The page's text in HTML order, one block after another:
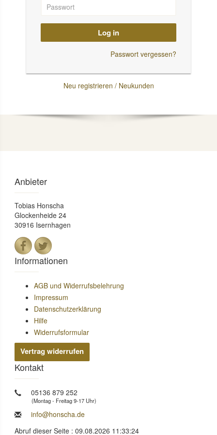
Log in
Passwort vergessen?
Neu registrieren / Neukunden
Anbieter
Tobias Honscha
Glockenheide 24
30916 Isernhagen
Informationen
AGB und Widerrufsbelehrung
Impressum
Datenschutzerklärung
Hilfe
Widerrufsformular
Vertrag widerrufen
Kontakt
05136 879 252
(Montag - Freitag 9-17 Uhr)
info@honscha.de
Abruf dieser Seite : 09.08.2026 11:33:24